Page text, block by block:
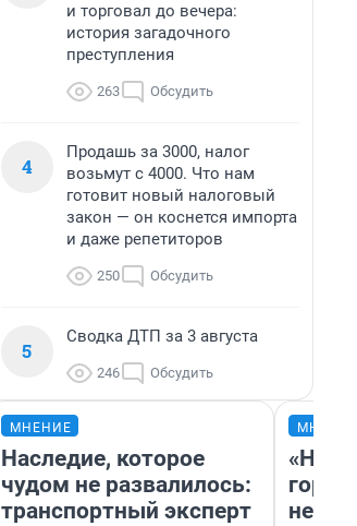
и торговал до вечера:
история загадочного
преступления
263 Обсудить
4
Продашь за 3000, налог
возьмут с 4000. Что нам
готовит новый налоговый
закон — он коснется импорта
и даже репетиторов
250 Обсудить
5
Сводка ДТП за 3 августа
246 Обсудить
МНЕНИЕ
Наследие, которое
чудом не развалилось:
транспортный эксперт
«Нет